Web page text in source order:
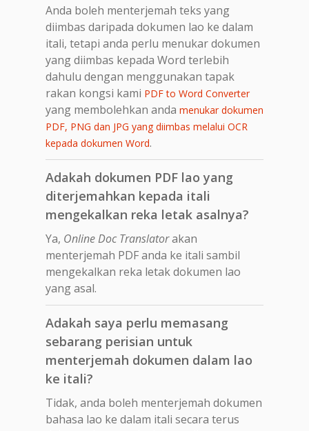
Anda boleh menterjemah teks yang
diimbas daripada dokumen lao ke dalam
itali, tetapi anda perlu menukar dokumen
yang diimbas kepada Word terlebih
dahulu dengan menggunakan tapak
rakan kongsi kami PDF to Word Converter
yang membolehkan anda menukar dokumen
PDF, PNG dan JPG yang diimbas melalui OCR
kepada dokumen Word.
Adakah dokumen PDF lao yang
diterjemahkan kepada itali
mengekalkan reka letak asalnya?
Ya, Online Doc Translatorakan
menterjemah PDF anda ke itali sambil
mengekalkan reka letak dokumen lao
yang asal.
Adakah saya perlu memasang
sebarang perisian untuk
menterjemah dokumen dalam lao
ke itali?
Tidak, anda boleh menterjemah dokumen
bahasa lao ke dalam itali secara terus